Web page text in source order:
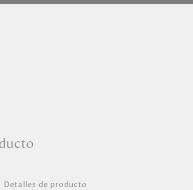
Detalles de producto